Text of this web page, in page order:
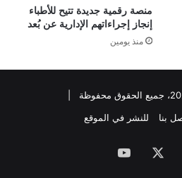
منصة رقمية جديدة تتيح للأطباء
إنجاز إجراءاتهم الإدارية عن بُعد
منذ يومين
بنا للنشر في الموقع
فيسبوك